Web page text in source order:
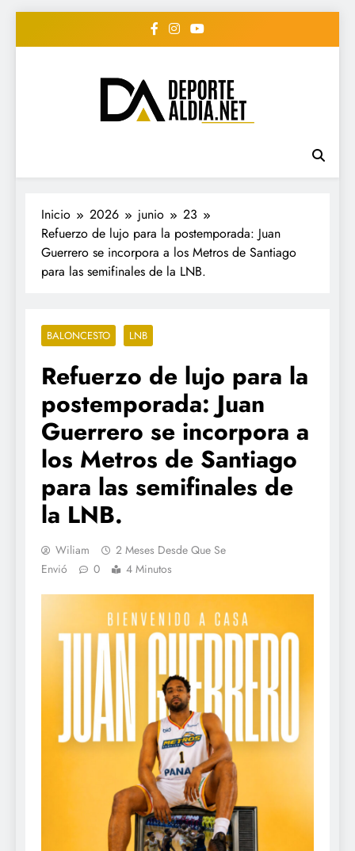
• DEPORTE AL DIA •
"Periodico Deportivo
Digital"
#deportealdiard #deportealdiaperiodico
Inicio 2026 junio
23
Refuerzo de lujo para la postemporada: Juan
Guerrero se incorpora a los Metros de Santiago
para las semifinales de la LNB.
BALONCESTO LNB
Refuerzo de lujo para la
postemporada: Juan
Guerrero se incorpora a
los Metros de Santiago
para las semifinales de
la LNB.
Wiliam
2 Meses Desde Que Se
Envió
0 4 Minutos